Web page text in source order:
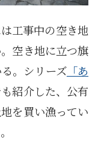
工事中の空き地
空き地に立つ旗
。シリーズ「あ
紹介した、公有
を買い漁ってい